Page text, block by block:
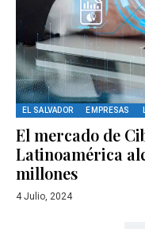
EL SALVADOR EMPRESAS
El mercado de
Latinoamérica
millones
4 Julio, 2024